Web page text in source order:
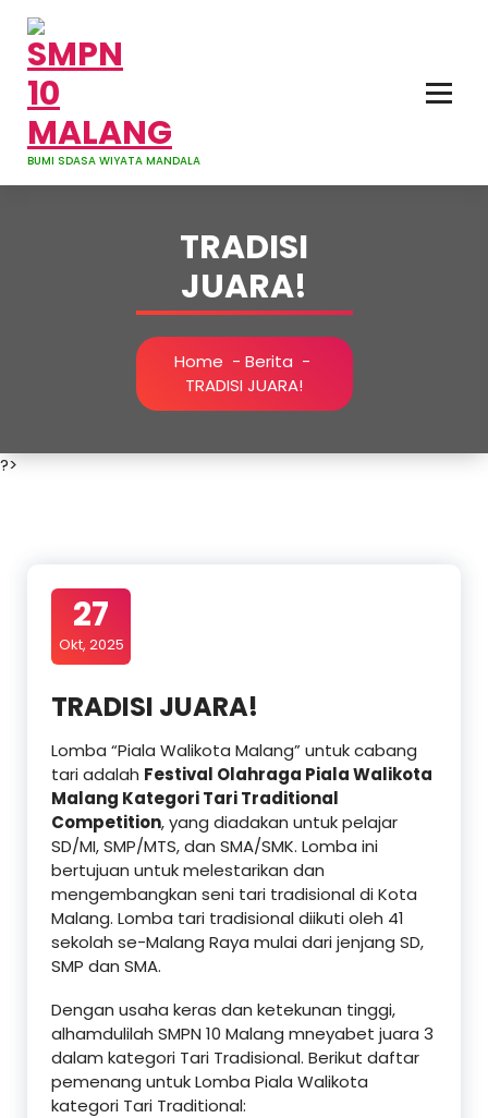
content
BUMI SDASA WIYATA MANDALA
TRADISI
JUARA!
Home - Berita -
TRADISI JUARA!
?>
27
Okt, 2025
TRADISI JUARA!
Lomba “Piala Walikota Malang” untuk cabang
tari adalah Festival Olahraga Piala Walikota
Malang Kategori Tari Traditional
Competition, yang diadakan untuk pelajar
SD/MI, SMP/MTS, dan SMA/SMK. Lomba ini
bertujuan untuk melestarikan dan
mengembangkan seni tari tradisional di Kota
Malang. Lomba tari tradisional diikuti oleh 41
sekolah se-Malang Raya mulai dari jenjang SD,
SMP dan SMA.
Dengan usaha keras dan ketekunan tinggi,
alhamdulilah SMPN 10 Malang mneyabet juara 3
dalam kategori Tari Tradisional. Berikut daftar
pemenang untuk Lomba Piala Walikota
kategori Tari Traditional: